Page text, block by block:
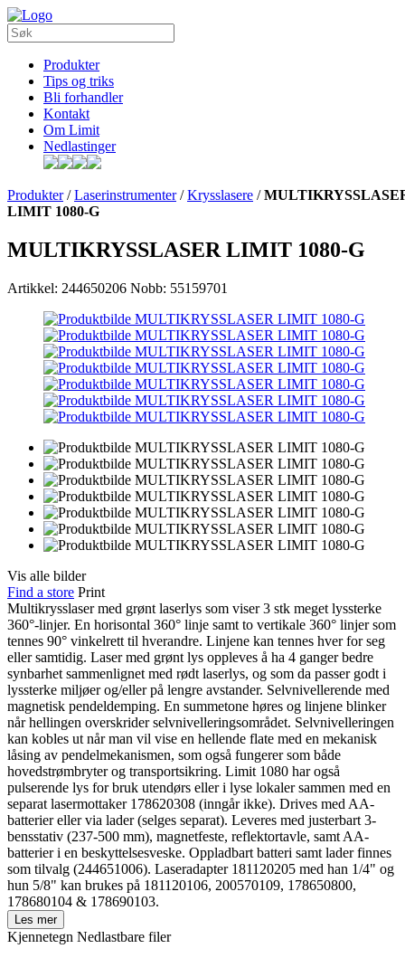
Produkter
Tips og triks
Bli forhandler
Kontakt
Om Limit
Nedlastinger
Produkter/Laserinstrumenter/Krysslasere /
LIMIT 1080-G
MULTIKRYSSLASER LIMIT 1080-G
Artikkel: 244650206 Nobb: 55159701
Vis alle bilder
Find a store Print
Multikrysslaser med grønt laserlys som viser 3 stk meget lyssterke
360°-linjer. En horisontal 360° linje samt to vertikale 360° linjer som
tennes 90° vinkelrett til hverandre. Linjene kan tennes hver for seg
eller samtidig. Laser med grønt lys oppleves å ha 4 ganger bedre
synbarhet sammenlignet med rødt laserlys, og som da passer godt i
lyssterke miljøer og/eller på lengre avstander. Selvnivellerende med
magnetisk pendeldemping. En summetone høres og linjene blinker
når hellingen overskrider selvnivelleringsområdet. Selvnivelleringen
kan kobles ut når man vil vise en hellende flate med en mekanisk
låsing av pendelmekanismen, som også fungerer som både
hovedstrømbryter og transportsikring. Limit 1080 har også
pulserende lys for bruk utendørs eller i lyse lokaler sammen med en
separat lasermottaker 178620308 (inngår ikke). Drives med AA-
batterier eller via lader (selges separat). Leveres med justerbart 3-
bensstativ (237-500 mm), magnetfeste, reflektortavle, samt AA-
batterier i en beskyttelsesveske. Oppladbart batteri samt lader finnes
som tilvalg (244651006). Laseradapter 181120205 med han 1/4" og
hun 5/8" kan brukes på 181120106, 200570109, 178650800,
178680104 & 178690103.
Les mer
Kjennetegn Nedlastbare filer